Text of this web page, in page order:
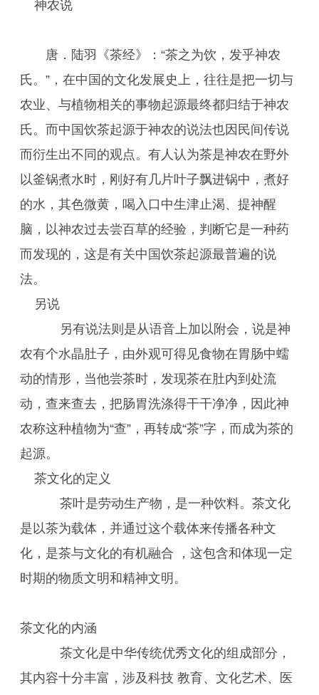
神农说
唐．陆羽《茶经》：“茶之为饮，发乎神农
氏。”，在中国的文化发展史上，往往是把一切与
农业、与植物相关的事物起源最终都归结于神农
氏。而中国饮茶起源于神农的说法也因民间传说
而衍生出不同的观点。有人认为茶是神农在野外
以釜锅煮水时，刚好有几片叶子飘进锅中，煮好
的水，其色微黄，喝入口中生津止渴、提神醒
脑，以神农过去尝百草的经验，判断它是一种药
而发现的，这是有关中国饮茶起源最普遍的说
法。
另说
另有说法则是从语音上加以附会，说是神
农有个水晶肚子，由外观可得见食物在胃肠中蠕
动的情形，当他尝茶时，发现茶在肚内到处流
动，查来查去，把肠胃洗涤得干干净净，因此神
农称这种植物为“查”，再转成“茶”字，而成为茶的
起源。
茶文化的定义
茶叶是劳动生产物，是一种饮料。茶文化
是以茶为载体，并通过这个载体来传播各种文
化，是茶与文化的有机融合 ，这包含和体现一定
时期的物质文明和精神文明。
茶文化的内涵
茶文化是中华传统优秀文化的组成部分，
其内容十分丰富，涉及科技 教育、文化艺术、医